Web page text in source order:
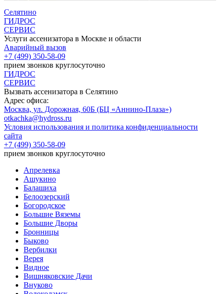
Селятино
ГИДРОС
СЕРВИС
Услуги ассенизатора в Москве и области
Аварийный вызов
+7 (499) 350-58-09
прием звонков круглосуточно
ГИДРОС
СЕРВИС
Вызвать ассенизатора в Селятино
Адрес офиса:
Москва, ул. Дорожная, 60Б (БЦ «Аннино-Плаза»)
otkachka@hydross.ru
Условия использования и политика конфиденциальности
сайта
+7 (499) 350-58-09
прием звонков круглосуточно
Апрелевка
Ашукино
Балашиха
Белоозерский
Богородское
Большие Вяземы
Большие Дворы
Бронницы
Быково
Вербилки
Верея
Видное
Вишняковские Дачи
Внуково